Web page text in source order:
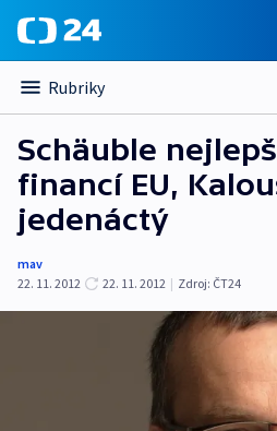
Rubriky
Schäuble
financí EU,
jedenáctý
mav
22. 11. 2012
22. 11. 2012 | Zdroj: ČT24